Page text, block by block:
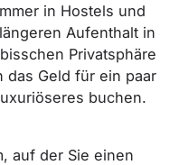
in Hostels und
Aufenthalt in
Privatsphäre
das Geld für ein paar
buchen.
auf der Sie einen